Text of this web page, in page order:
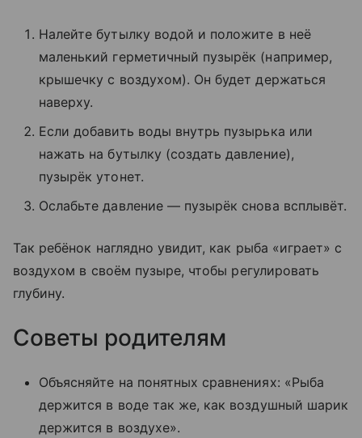
Налейте бутылку водой и положите в неё
маленький герметичный пузырёк (например,
крышечку с воздухом). Он будет держаться
наверху.
Если добавить воды внутрь пузырька или
нажать на бутылку (создать давление),
пузырёк утонет.
Ослабьте давление — пузырёк снова всплывёт.
Так ребёнок наглядно увидит, как рыба «играет» с
воздухом в своём пузыре, чтобы регулировать
глубину.
Советы родителям
Объясняйте на понятных сравнениях: «Рыба
держится в воде так же, как воздушный шарик
держится в воздухе».